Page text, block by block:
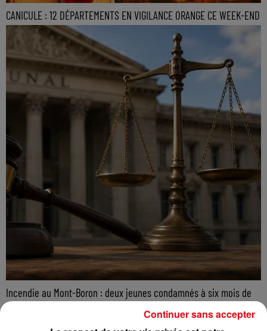
CANICULE : 12 DÉPARTEMENTS EN VIGILANCE ORANGE CE WEEK-END
Incendie au Mont-Boron : deux jeunes condamnés à six mois de
prison...
Continuer sans accepter